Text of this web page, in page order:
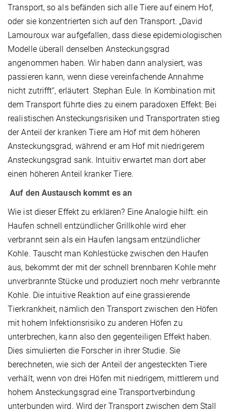
Transport, so als befänden sich alle Tiere auf einem Hof,
oder sie konzentrierten sich auf den Transport. „David
Lamouroux war aufgefallen, dass diese epidemiologischen
Modelle überall denselben Ansteckungsgrad
angenommen haben. Wir haben dann analysiert, was
passieren kann, wenn diese vereinfachende Annahme
nicht zutrifft“, erläutert Stephan Eule. In Kombination mit
dem Transport führte dies zu einem paradoxen Effekt: Bei
realistischen Ansteckungsrisiken und Transportraten stieg
der Anteil der kranken Tiere am Hof mit dem höheren
Ansteckungsgrad, während er am Hof mit niedrigerem
Ansteckungsgrad sank. Intuitiv erwartet man dort aber
einen höheren Anteil kranker Tiere.
Auf den Austausch kommt es an
Wie ist dieser Effekt zu erklären? Eine Analogie hilft: ein
Haufen schnell entzündlicher Grillkohle wird eher
verbrannt sein als ein Haufen langsam entzündlicher
Kohle. Tauscht man Kohlestücke zwischen den Haufen
aus, bekommt der mit der schnell brennbaren Kohle mehr
unverbrannte Stücke und produziert noch mehr verbrannte
Kohle. Die intuitive Reaktion auf eine grassierende
Tierkrankheit, nämlich den Transport zwischen den Höfen
mit hohem Infektionsrisiko zu anderen Höfen zu
unterbrechen, kann also den gegenteiligen Effekt haben.
Dies simulierten die Forscher in ihrer Studie. Sie
berechneten, wie sich der Anteil der angesteckten Tiere
verhält, wenn von drei Höfen mit niedrigem, mittlerem und
hohem Ansteckungsgrad eine Transportverbindung
unterbunden wird. Wird der Transport zwischen dem Stall